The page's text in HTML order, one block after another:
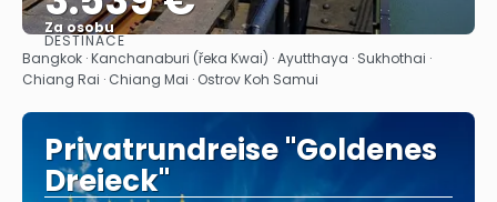
Za osobu
Zobrazit
DESTINACE
Bangkok · Kanchanaburi (řeka Kwai) · Ayutthaya · Sukhothai ·
Chiang Rai · Chiang Mai · Ostrov Koh Samui
Privatrundreise "Goldenes
Dreieck"